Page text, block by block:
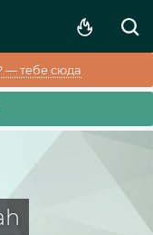
— тебе сюда